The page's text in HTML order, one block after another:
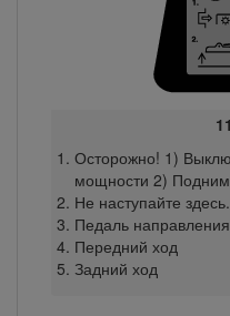
Осторожно! 1)
мощности 2)
Не наступайте здесь.
Педаль
Передний ход
Задний ход